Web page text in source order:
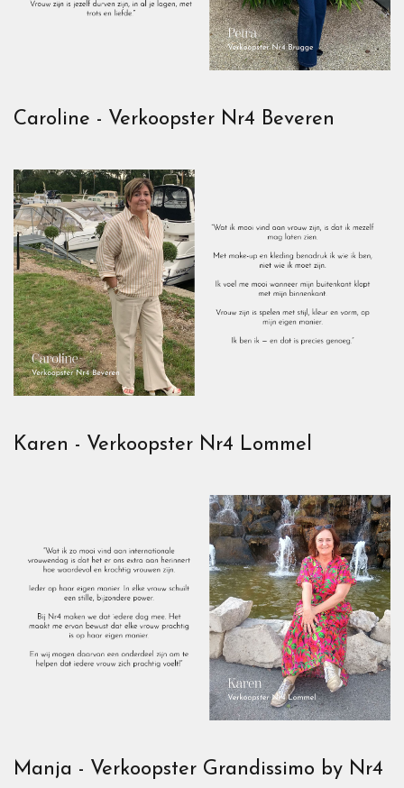
Caroline - Verkoopster Nr4 Beveren
Karen - Verkoopster Nr4 Lommel
Manja - Verkoopster Grandissimo by Nr4